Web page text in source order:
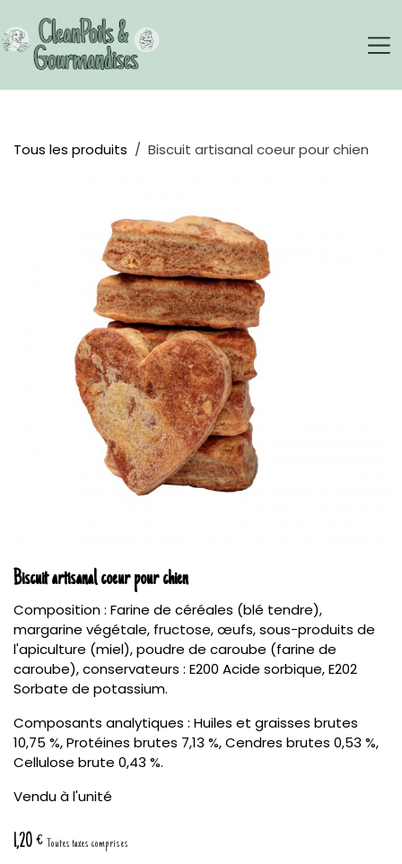
Tous les produits Biscuit artisanal coeur pour chien
Biscuit artisanal coeur pour chien
Composition : Farine de céréales (blé tendre),
margarine végétale, fructose, œufs, sous-produits de
l'apiculture (miel), poudre de caroube (farine de
caroube), conservateurs : E200 Acide sorbique, E202
Sorbate de potassium.
Composants analytiques : Huiles et graisses brutes
10,75 %, Protéines brutes 7,13 %, Cendres brutes 0,53 %,
Cellulose brute 0,43 %.
Vendu à l'unité
1,20€ Toutes taxes comprises